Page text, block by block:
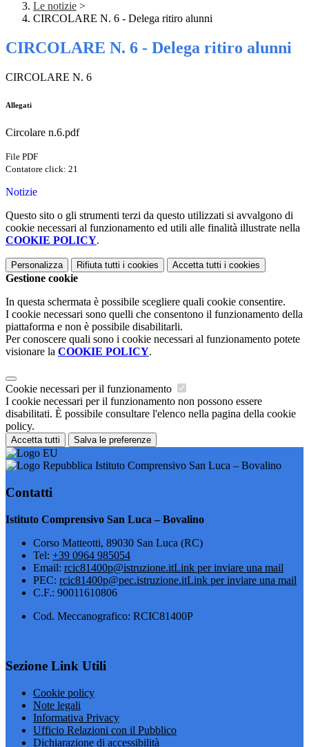
Le notizie >
CIRCOLARE N. 6 - Delega ritiro alunni
CIRCOLARE N. 6 - Delega ritiro alunni
CIRCOLARE N. 6
Allegati
Circolare n.6.pdf
File PDF
Contatore click: 21
Notizie
Questo sito o gli strumenti terzi da questo utilizzati si avvalgono di
cookie necessari al funzionamento ed utili alle finalità illustrate nella
COOKIE POLICY.
Personalizza Rifiuta tutti i cookies Accetta tutti i cookies
Gestione cookie
In questa schermata è possibile scegliere quali cookie consentire.
I cookie necessari sono quelli che consentono il funzionamento della
piattaforma e non è possibile disabilitarli.
Per conoscere quali sono i cookie necessari al funzionamento potete
visionare la COOKIE POLICY.
Cookie necessari per il funzionamento
I cookie necessari per il funzionamento non possono essere
disabilitati. È possibile consultare l'elenco nella pagina della cookie
policy.
Accetta tutti Salva le preferenze
Istituto Comprensivo San Luca – Bovalino
Contatti
Istituto Comprensivo San Luca – Bovalino
Corso Matteotti, 89030 San Luca (RC)
Tel: +39 0964 985054
Email: rcic81400p@istruzione.itLink per inviare una mail
PEC: rcic81400p@pec.istruzione.itLink per inviare una mail
C.F.: 90011610806
Cod. Meccanografico: RCIC81400P
Sezione Link Utili
Cookie policy
Note legali
Informativa Privacy
Ufficio Relazioni con il Pubblico
Dichiarazione di accessibilità